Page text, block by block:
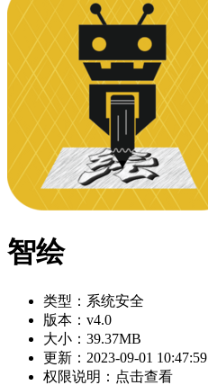
智绘
类型： 系统安全
版本： v4.0
大小： 39.37MB
更新： 2023-09-01 10:47:59
权限说明： 点击查看